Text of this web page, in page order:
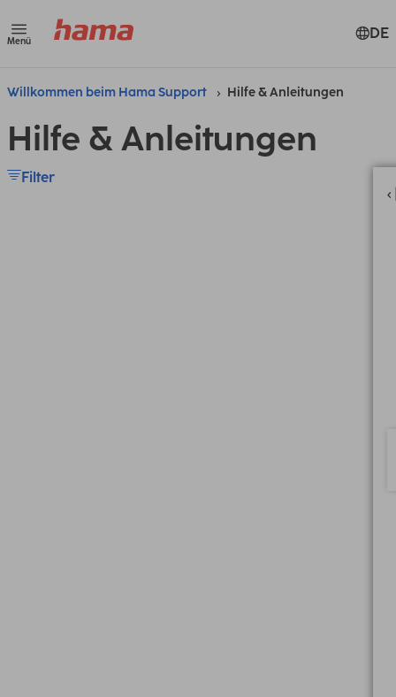
Menü DE
Willkommen beim Hama Support Hilfe & Anleitungen
Hilfe & Anleitungen
Filter